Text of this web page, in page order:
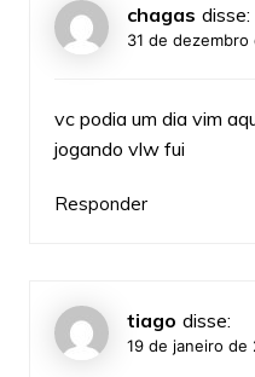
chagas disse:
31 de dezembro
vc podia um dia vim
jogando vlw fui
Responder
tiago disse:
19 de janeiro de